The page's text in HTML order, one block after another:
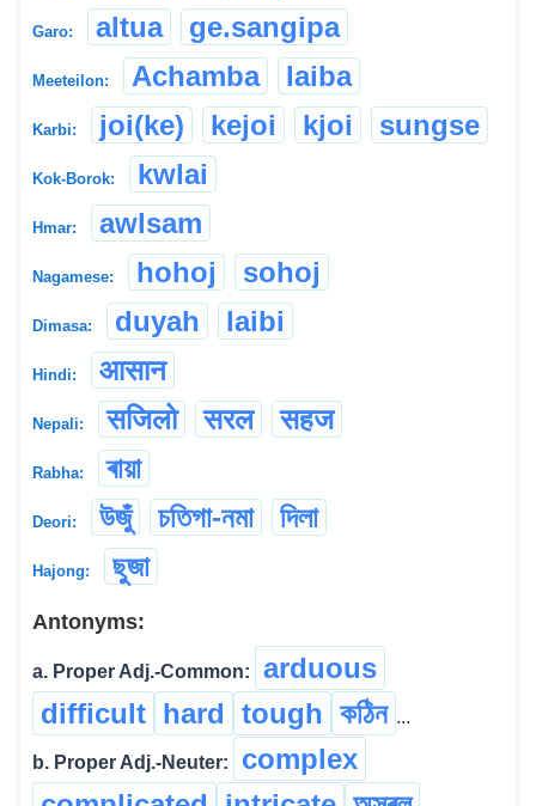
Garo: altua ge.sangipa
Meeteilon: Achamba laiba
Karbi: joi(ke) kejoi kjoi sungse
Kok-Borok: kwlai
Hmar: awlsam
Nagamese: hohoj sohoj
Dimasa: duyah laibi
Hindi: आसान
Nepali: सजिलो सरल सहज
Rabha: ৰায়া
Deori: উজুঁ চতিগা-নমা দিলা
Hajong: ছুজা
Antonyms:
a. Proper Adj.-Common:
arduous
difficult hard tough কঠিন ...
b. Proper Adj.-Neuter:
complex